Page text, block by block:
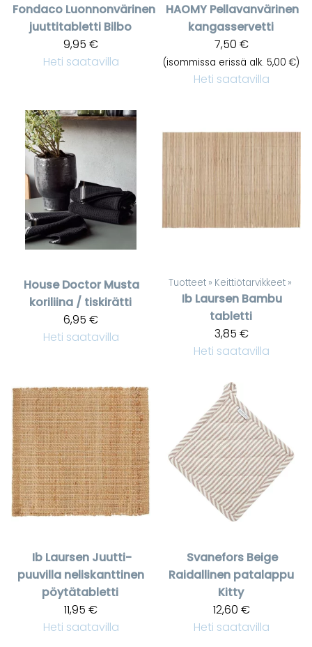
Fondaco Luonnonvärinen
juuttitabletti Bilbo
9,95 €
Heti saatavilla
HAOMY Pellavanvärinen
kangasservetti
7,50 €
(isommissa erissä alk. 5,00 €)
Heti saatavilla
House Doctor Musta
koriliina / tiskirätti
6,95 €
Heti saatavilla
Tuotteet ‪» Keittiötarvikkeet ‪»
Ib Laursen Bambu
tabletti
3,85 €
Heti saatavilla
Ib Laursen Juutti-
puuvilla neliskanttinen
pöytätabletti
11,95 €
Heti saatavilla
Svanefors Beige
Raidallinen patalappu
Kitty
12,60 €
Heti saatavilla